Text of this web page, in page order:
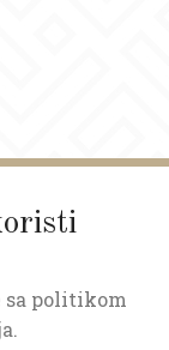
sa politikom